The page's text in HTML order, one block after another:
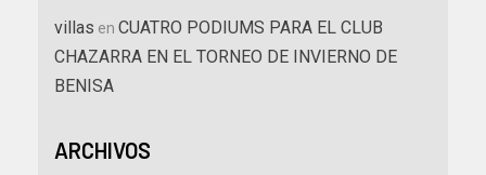
villas en CUATRO PODIUMS PARA EL CLUB
CHAZARRA EN EL TORNEO DE INVIERNO DE
BENISA
ARCHIVOS